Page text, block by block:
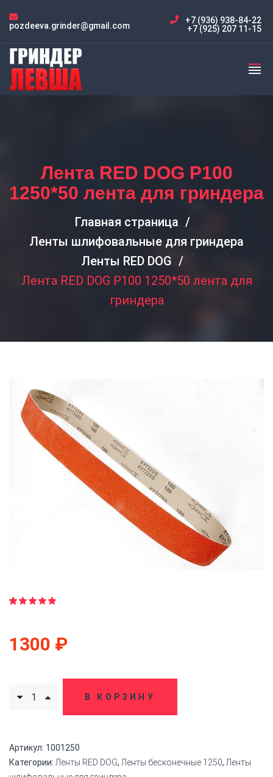
pozdeeva.grinder@gmail.com
+7 (936) 938-84-22
+7 (925) 207 11-15
Лента RED DOG P100
1250*50 лента для гриндера
Главная страница
Ленты шлифовальные для гриндера
Ленты RED DOG
Лента RED DOG P100 1250*50 лента для
гриндера
основе
опроса
1300 ₽
В КОРЗИНУ
Артикул: 1001250
Категории: Ленты RED DOG, Ленты бесконечные 1250, Ленты